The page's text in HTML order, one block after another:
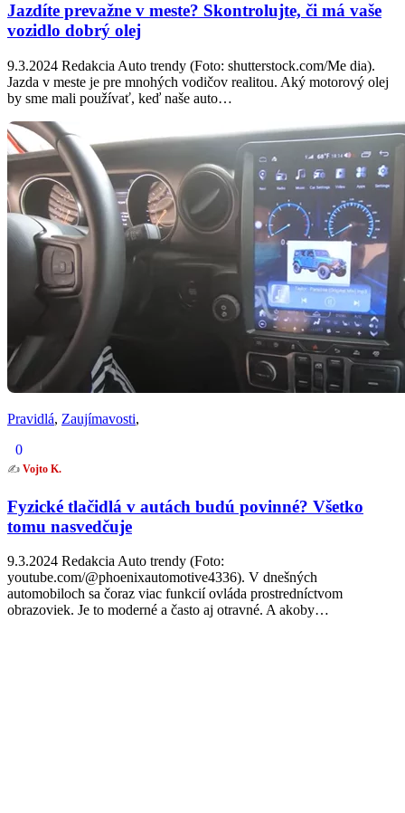
Jazdíte prevažne v meste? Skontrolujte, či má vaše
vozidlo dobrý olej
9.3.2024 Redakcia Auto trendy (Foto: shutterstock.com/Me dia).
Jazda v meste je pre mnohých vodičov realitou. Aký motorový olej
by sme mali používať, keď naše auto…
Pravidlá, Zaujímavosti,
0
✍️ Vojto K.
Fyzické tlačidlá v autách budú povinné? Všetko
tomu nasvedčuje
9.3.2024 Redakcia Auto trendy (Foto:
youtube.com/@phoenixautomotive4336). V dnešných
automobiloch sa čoraz viac funkcií ovláda prostredníctvom
obrazoviek. Je to moderné a často aj otravné. A akoby…